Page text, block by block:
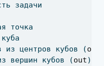
задачи
точка
из центров кубов (out
вершин кубов (out)